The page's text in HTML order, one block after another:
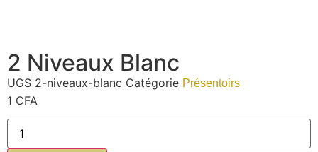
2 Niveaux Blanc
UGS 2-niveaux-blanc Catégorie Présentoirs
1 CFA